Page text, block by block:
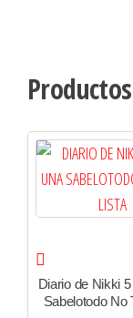
Diario de Nikki
Sabelotodo No